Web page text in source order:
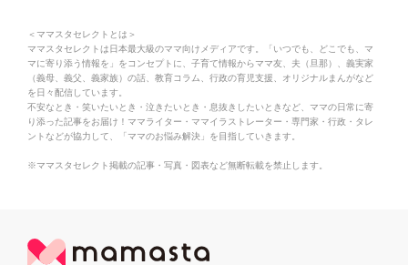
＜ママスタセレクトとは＞
ママスタセレクトは日本最大級のママ向けメディアです。「いつでも、どこでも、マ
マに寄り添う情報を」をコンセプトに、子育て情報からママ友、夫（旦那）、義実家
（義母、義父、義家族）の話、教育コラム、行政の育児支援、オリジナルまんがなど
を日々配信しています。
不安なとき・笑いたいとき・泣きたいとき・息抜きしたいときなど、ママの日常に寄
り添った記事をお届け！ママライター・ママイラストレーター・専門家・行政・タレ
ントなどが協力して、「ママのお悩み解決」を目指していきます。
※ママスタセレクト掲載の記事・写真・図表など無断転載を禁止します。